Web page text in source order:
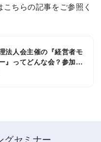
ちらの記事をご参照く
法人会主催の『経営者モ
』ってどんな会？参加し
グセミナー